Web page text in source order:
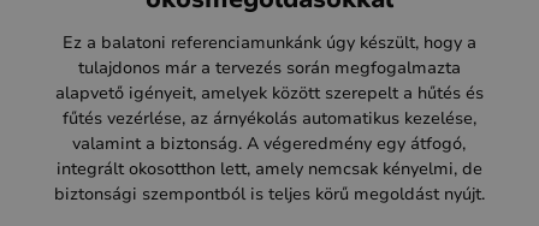
Ez a balatoni referenciamunkánk úgy készült, hogy a
tulajdonos már a tervezés során megfogalmazta
alapvető igényeit, amelyek között szerepelt a hűtés és
fűtés vezérlése, az árnyékolás automatikus kezelése,
valamint a biztonság. A végeredmény egy átfogó,
integrált okosotthon lett, amely nemcsak kényelmi, de
biztonsági szempontból is teljes körű megoldást nyújt.